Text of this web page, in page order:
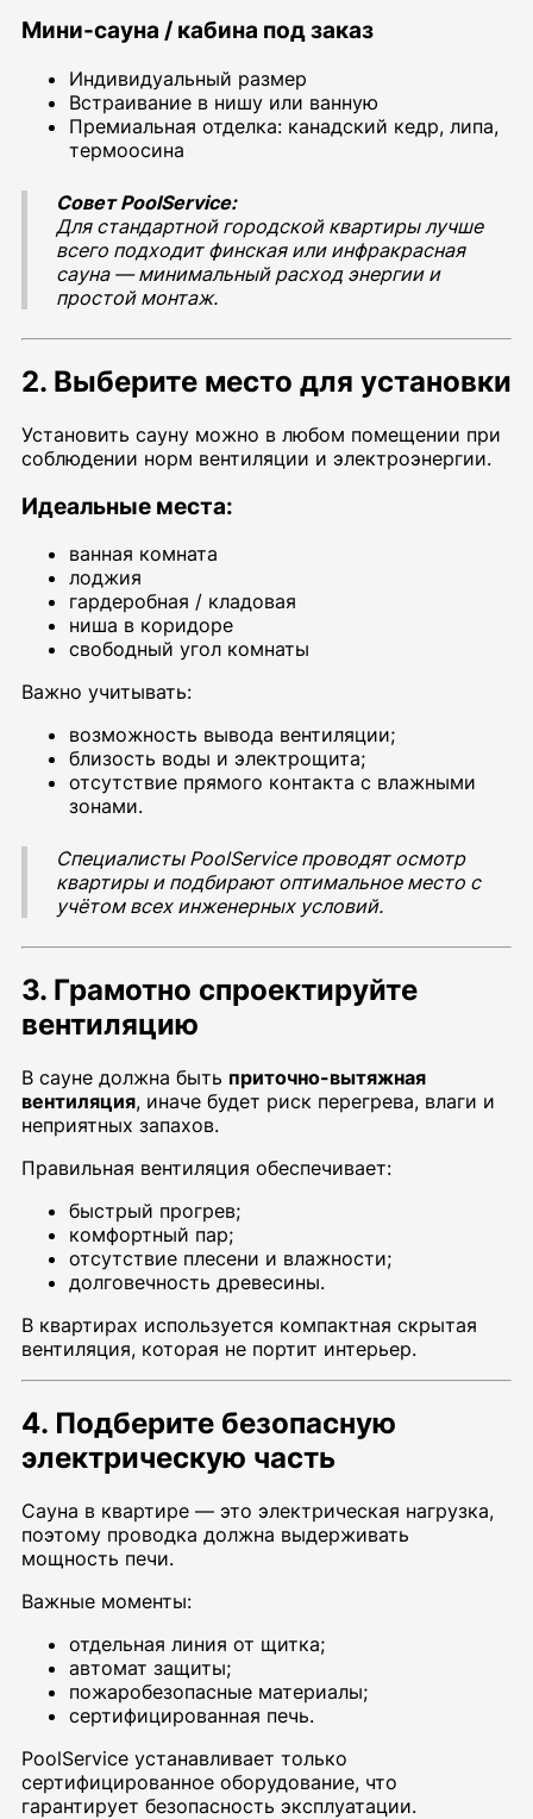
Мини-сауна / кабина под заказ
Индивидуальный размер
Встраивание в нишу или ванную
Премиальная отделка: канадский кедр, липа,
термоосина
Совет PoolService:
Для стандартной городской квартиры лучше
всего подходит финская или инфракрасная
сауна — минимальный расход энергии и
простой монтаж.
2. Выберите место для установки
Установить сауну можно в любом помещении при
соблюдении норм вентиляции и электроэнергии.
Идеальные места:
ванная комната
лоджия
гардеробная / кладовая
ниша в коридоре
свободный угол комнаты
Важно учитывать:
возможность вывода вентиляции;
близость воды и электрощита;
отсутствие прямого контакта с влажными
зонами.
Специалисты PoolService проводят осмотр
квартиры и подбирают оптимальное место с
учётом всех инженерных условий.
3. Грамотно спроектируйте
вентиляцию
В сауне должна быть приточно-вытяжная
вентиляция, иначе будет риск перегрева, влаги и
неприятных запахов.
Правильная вентиляция обеспечивает:
быстрый прогрев;
комфортный пар;
отсутствие плесени и влажности;
долговечность древесины.
В квартирах используется компактная скрытая
вентиляция, которая не портит интерьер.
4. Подберите безопасную
электрическую часть
Сауна в квартире — это электрическая нагрузка,
поэтому проводка должна выдерживать
мощность печи.
Важные моменты:
отдельная линия от щитка;
автомат защиты;
пожаробезопасные материалы;
сертифицированная печь.
PoolService устанавливает только
сертифицированное оборудование, что
гарантирует безопасность эксплуатации.